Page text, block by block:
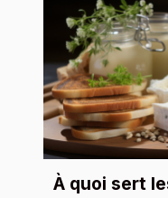
À quoi sert